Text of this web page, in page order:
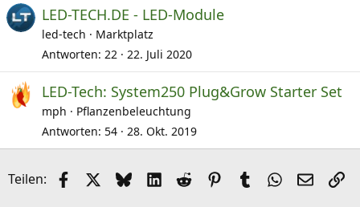
LED-TECH.DE - LED-Module
led-tech
Marktplatz
Antworten 22 22. Juli 2020
LED-Tech: System250 Plug&Grow Starter Set
mph
Pflanzenbeleuchtung
Antworten 54 28. Okt. 2019
Teilen: FacebookX (Twitter)
BlueskyLinkedIn
Reddit Pinterest
Tumblr WhatsApp
E-Mail